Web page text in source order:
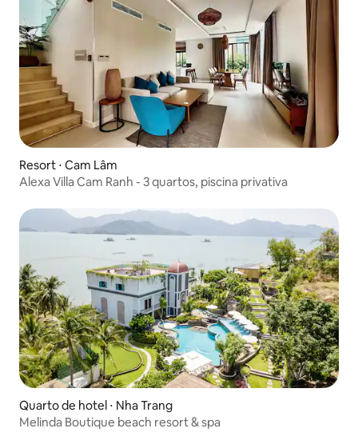
Resort ⋅ Cam Lâm
Alexa Villa Cam Ranh - 3 quartos, piscina privativa
Quarto de hotel ⋅ Nha Trang
Melinda Boutique beach resort & spa